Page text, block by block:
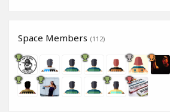
Space Members (112)